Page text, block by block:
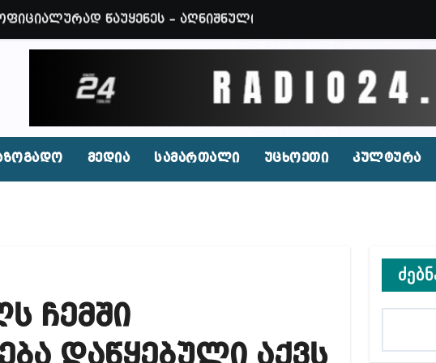
წაუყენეს – აღნიშნული მუხლი 13 წლამდე
საუბრობენ, თითქოს საქართველოში უარყოფითი
დღევანდელი პოსტაობა, საკუთარ თავთან შეგარცხვენთ –
ტარაკნებიან, უჰაერო საკანში, ამდენი ხნით
კახეთში ქორწილის დროს? (ვიდეო)
რომლებსაც საბავშვი ბაღებში საქონლის ხორცის
მოშლილია – პრემიერი
თაღლითური ფულადი შეთავაზებები?
შექმნან მდინარაძის სამინისტრო – გია ხუხაშვილი
მედია სამართალი უცხოეთი კულტურა
ჩემში